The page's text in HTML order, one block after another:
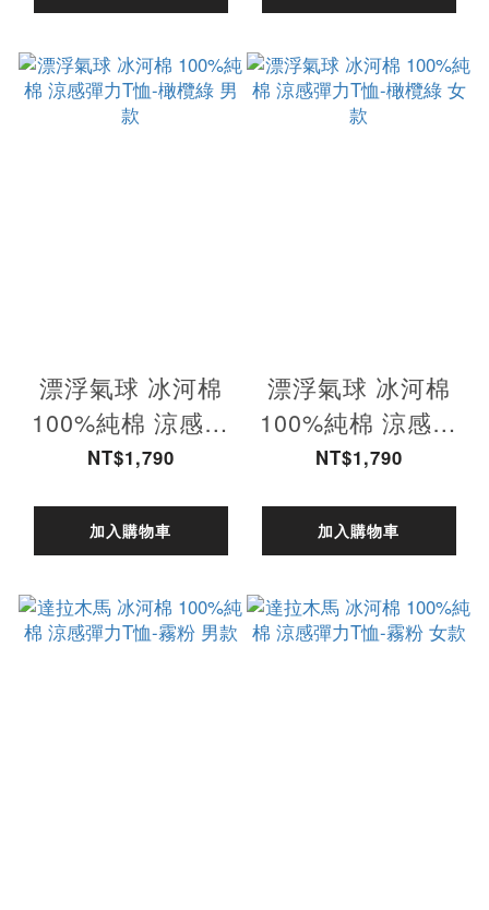
漂浮氣球 冰河棉
100%純棉 涼感彈
力T恤-橄欖綠 男款
NT$1,790
加入購物車
漂浮氣球 冰河棉
100%純棉 涼感彈
力T恤-橄欖綠 女款
NT$1,790
加入購物車